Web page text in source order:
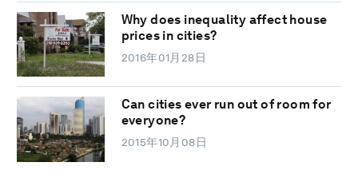
Why does inequality affect house
prices in cities?
2016年01月28日
Can cities ever run out of room for
everyone?
2015年10月08日